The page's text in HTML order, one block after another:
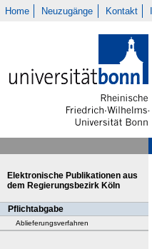
Home Neuzugänge Kontakt
Elektronische Publikationen aus
dem Regierungsbezirk Köln
Pflichtabgabe
Ablieferungsverfahren